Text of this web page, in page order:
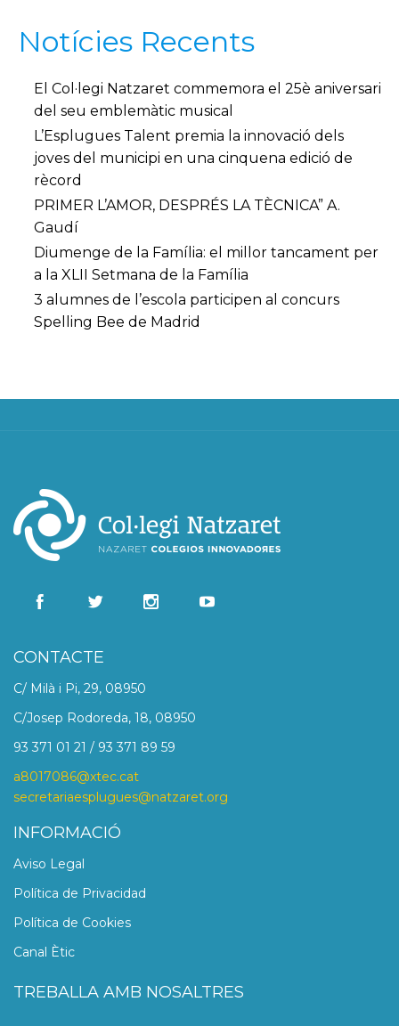
Notícies Recents
El Col·legi Natzaret commemora el 25è aniversari
del seu emblemàtic musical
L’Esplugues Talent premia la innovació dels
joves del municipi en una cinquena edició de
rècord
PRIMER L’AMOR, DESPRÉS LA TÈCNICA” A.
Gaudí
Diumenge de la Família: el millor tancament per
a la XLII Setmana de la Família
3 alumnes de l’escola participen al concurs
Spelling Bee de Madrid
CONTACTE
C/ Milà i Pi, 29, 08950
C/Josep Rodoreda, 18, 08950
93 371 01 21 / 93 371 89 59
a8017086@xtec.cat
secretariaesplugues@natzaret.org
INFORMACIÓ
Aviso Legal
Política de Privacidad
Política de Cookies
Canal Ètic
TREBALLA AMB NOSALTRES